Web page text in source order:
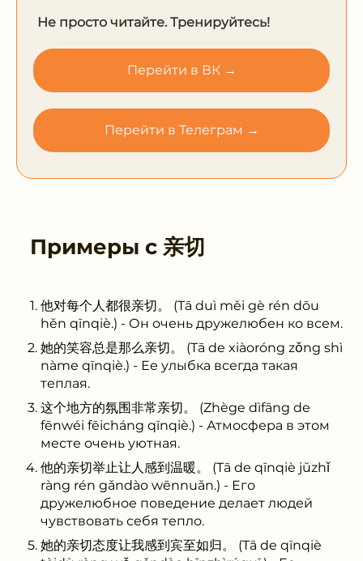
Не просто читайте. Тренируйтесь!
Перейти в ВК →
Перейти в Телеграм →
Примеры с 亲切
他对每个人都很亲切。 (Tā duì měi gè rén dōu
hěn qīnqiè.) - Он очень дружелюбен ко всем.
她的笑容总是那么亲切。 (Tā de xiàoróng zǒng shì
nàme qīnqiè.) - Ее улыбка всегда такая
теплая.
这个地方的氛围非常亲切。 (Zhège dìfāng de
fēnwéi fēicháng qīnqiè.) - Атмосфера в этом
месте очень уютная.
他的亲切举止让人感到温暖。 (Tā de qīnqiè jǔzhǐ
ràng rén gǎndào wēnnuǎn.) - Его
дружелюбное поведение делает людей
чувствовать себя тепло.
她的亲切态度让我感到宾至如归。 (Tā de qīnqiè